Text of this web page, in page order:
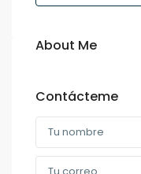
About Me
Contácteme